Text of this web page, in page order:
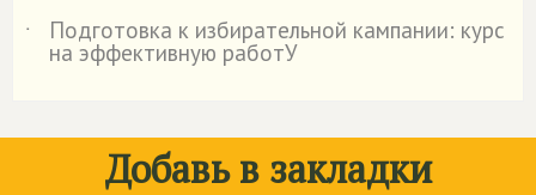
˙
Подготовка к избирательной кампании: курс
на эффективную работУ
Добавь в закладки